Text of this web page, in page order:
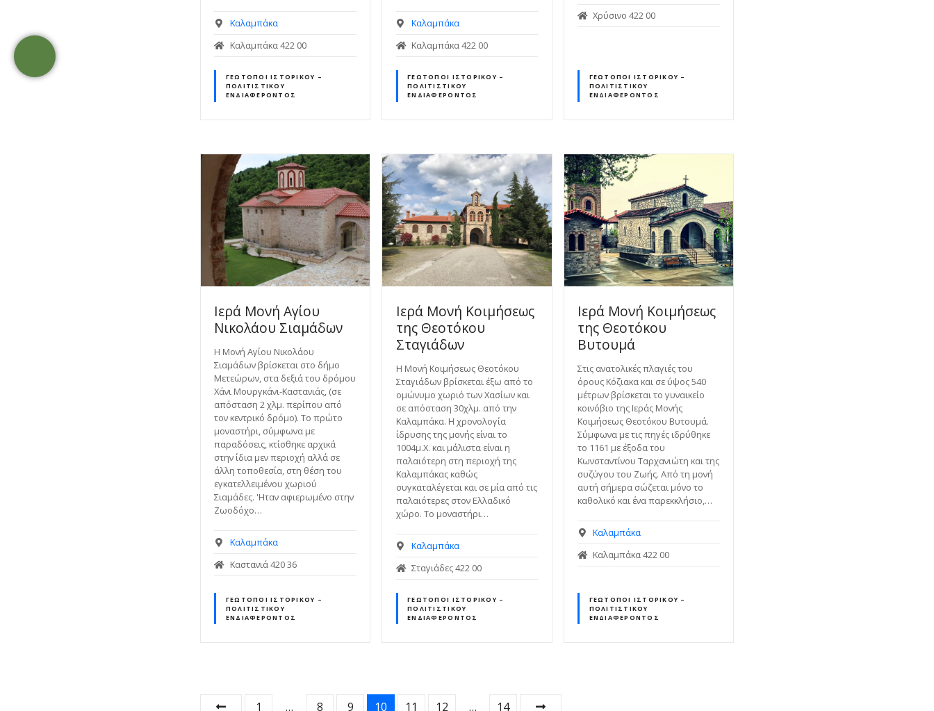
Καλαμπάκα
Καλαμπάκα 422 00
ΓΕΏΤΟΠΟΙ ΙΣΤΟΡΙΚΟΎ –
ΠΟΛΙΤΙΣΤΙΚΟΎ
ΕΝΔΙΑΦΈΡΟΝΤΟΣ
Καλαμπάκα
Καλαμπάκα 422 00
ΓΕΏΤΟΠΟΙ ΙΣΤΟΡΙΚΟΎ –
ΠΟΛΙΤΙΣΤΙΚΟΎ
ΕΝΔΙΑΦΈΡΟΝΤΟΣ
Χρύσινο 422 00
ΓΕΏΤΟΠΟΙ ΙΣΤΟΡΙΚΟΎ –
ΠΟΛΙΤΙΣΤΙΚΟΎ
ΕΝΔΙΑΦΈΡΟΝΤΟΣ
Ιερά Μονή Αγίου
Νικολάου Σιαμάδων
Η Μονή Αγίου Νικολάου
Σιαμάδων βρίσκεται στο δήμο
Μετεώρων, στα δεξιά του δρόμου
Χάνι Μουργκάνι-Καστανιάς, (σε
απόσταση 2 χλμ. περίπου από
τον κεντρικό δρόμο). Το πρώτο
μοναστήρι, σύμφωνα με
παραδόσεις, κτίσθηκε αρχικά
στην ίδια μεν περιοχή αλλά σε
άλλη τοποθεσία, στη θέση του
εγκατελλειμένου χωριού
Σιαμάδες. 'Ηταν αφιερωμένο στην
Ζωοδόχο…
Καλαμπάκα
Καστανιά 420 36
ΓΕΏΤΟΠΟΙ ΙΣΤΟΡΙΚΟΎ –
ΠΟΛΙΤΙΣΤΙΚΟΎ
ΕΝΔΙΑΦΈΡΟΝΤΟΣ
Ιερά Μονή Κοιμήσεως
της Θεοτόκου
Σταγιάδων
Η Μονή Κοιμήσεως Θεοτόκου
Σταγιάδων βρίσκεται έξω από το
ομώνυμο χωριό των Χασίων και
σε απόσταση 30χλμ. από την
Καλαμπάκα. Η χρονολογία
ίδρυσης της μονής είναι το
1004μ.Χ. και μάλιστα είναι η
παλαιότερη στη περιοχή της
Καλαμπάκας καθώς
συγκαταλέγεται και σε μία από τις
παλαιότερες στον Ελλαδικό
χώρο. Το μοναστήρι…
Καλαμπάκα
Σταγιάδες 422 00
ΓΕΏΤΟΠΟΙ ΙΣΤΟΡΙΚΟΎ –
ΠΟΛΙΤΙΣΤΙΚΟΎ
ΕΝΔΙΑΦΈΡΟΝΤΟΣ
Ιερά Μονή Κοιμήσεως
της Θεοτόκου
Βυτουμά
Στις ανατολικές πλαγιές του
όρους Κόζιακα και σε ύψος 540
μέτρων βρίσκεται το γυναικείο
κοινόβιο της Ιεράς Μονής
Κοιμήσεως Θεοτόκου Βυτουμά.
Σύμφωνα με τις πηγές ιδρύθηκε
το 1161 με έξοδα του
Κωνσταντίνου Ταρχανιώτη και της
συζύγου του Ζωής. Από τη μονή
αυτή σήμερα σώζεται μόνο το
καθολικό και ένα παρεκκλήσιο,…
Καλαμπάκα
Καλαμπάκα 422 00
ΓΕΏΤΟΠΟΙ ΙΣΤΟΡΙΚΟΎ –
ΠΟΛΙΤΙΣΤΙΚΟΎ
ΕΝΔΙΑΦΈΡΟΝΤΟΣ
1 … 8 9 10 11 12 … 14